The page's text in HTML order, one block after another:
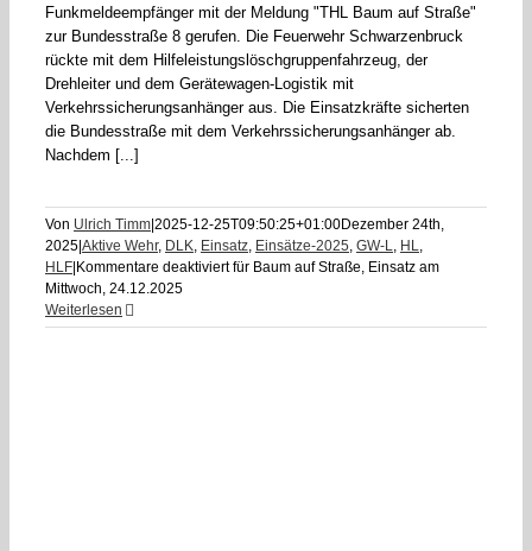
Funkmeldeempfänger mit der Meldung "THL Baum auf Straße"
zur Bundesstraße 8 gerufen. Die Feuerwehr Schwarzenbruck
rückte mit dem Hilfeleistungslöschgruppenfahrzeug, der
Drehleiter und dem Gerätewagen-Logistik mit
Verkehrssicherungsanhänger aus. Die Einsatzkräfte sicherten
die Bundesstraße mit dem Verkehrssicherungsanhänger ab.
Nachdem [...]
Von Ulrich Timm 2025-12-25T09:50:25+01:00Dezember 24th,
2025 Aktive Wehr, DLK, Einsatz, Einsätze-2025, GW-L, HL,
HLF Kommentare deaktiviertfür Baum auf Straße, Einsatz am
Mittwoch, 24.12.2025
Weiterlesen